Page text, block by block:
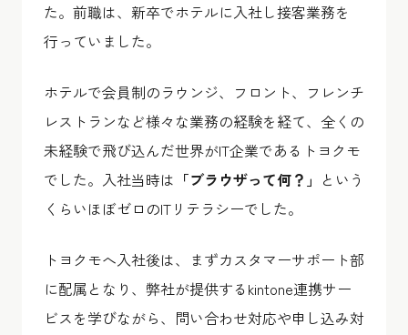
た。前職は、新卒でホテルに入社し接客業務を
行っていました。
ホテルで会員制のラウンジ、フロント、フレンチ
レストランなど様々な業務の経験を経て、全くの
未経験で飛び込んだ世界がIT企業であるトヨクモ
でした。入社当時は 「ブラウザって何？」 という
くらいほぼゼロのITリテラシーでした。
トヨクモへ入社後は、まずカスタマーサポート部
に配属となり、弊社が提供するkintone連携サー
ビスを学びながら、問い合わせ対応や申し込み対